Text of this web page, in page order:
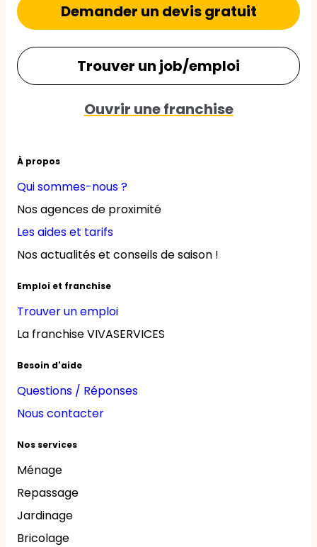
À propos
Qui sommes-nous ?
Nos agences de proximité
Les aides et tarifs
Nos actualités et conseils de saison !
Emploi et franchise
Trouver un emploi
La franchise VIVASERVICES
Besoin d'aide
Questions / Réponses
Nous contacter
Nos services
Ménage
Repassage
Jardinage
Bricolage
Demander un devis gratuit
Trouver un job/emploi
Ouvrir une franchise